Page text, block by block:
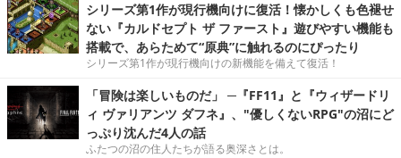
シリーズ第1作が現行機向けに復活！懐かしくも色褪せ
ない『カルドセプト ザ ファースト』遊びやすい機能も
搭載で、あらためて“原典”に触れるのにぴったり
シリーズ第1作が現行機向けの新機能を備えて復活！
「冒険は楽しいものだ」 ─『FF11』と『ウィザードリ
ィ ヴァリアンツ ダフネ』、"優しくないRPG"の沼にど
っぷり沈んだ4人の話
ふたつの沼の住人たちが語る奥深さとは。